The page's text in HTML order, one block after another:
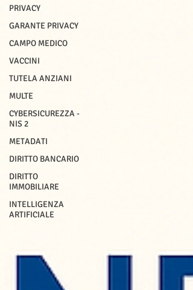
PRIVACY
GARANTE PRIVACY
CAMPO MEDICO
VACCINI
TUTELA ANZIANI
MULTE
CYBERSICUREZZA -
NIS 2
METADATI
DIRITTO BANCARIO
DIRITTO
IMMOBILIARE
INTELLIGENZA
ARTIFICIALE